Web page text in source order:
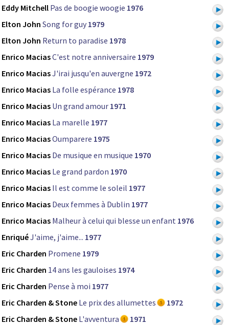
Eddy Mitchell Pas de boogie woogie 1976
Elton John Song for guy 1979
Elton John Return to paradise 1978
Enrico MaciasC'est notre anniversaire 1979
Enrico MaciasJ'irai jusqu'en auvergne 1972
Enrico Macias La folle espérance 1978
Enrico Macias Un grand amour 1971
Enrico Macias La marelle 1977
Enrico MaciasOumparere 1975
Enrico Macias De musique en musique 1970
Enrico Macias Le grand pardon 1970
Enrico Macias Il est comme le soleil 1977
Enrico Macias Deux femmes à Dublin 1977
Enrico Macias Malheur à celui qui blesse un enfant 1976
EnriquéJ'aime, j'aime... 1977
Eric Charden Promene 1979
Eric Charden 14 ans les gauloises 1974
Eric Charden Pense à moi 1977
Eric Charden & Stone Le prix des allumettes
1972
Eric Charden & Stone L'avventura
1971